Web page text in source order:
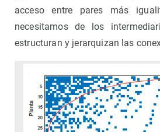
acceso entre pares más
necesitamos de los
estructuran y jerarquizan las